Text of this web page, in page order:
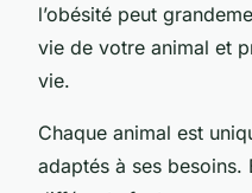
l’obésité peut
vie de votre animal et
vie.
Chaque animal est
adaptés à ses besoins.